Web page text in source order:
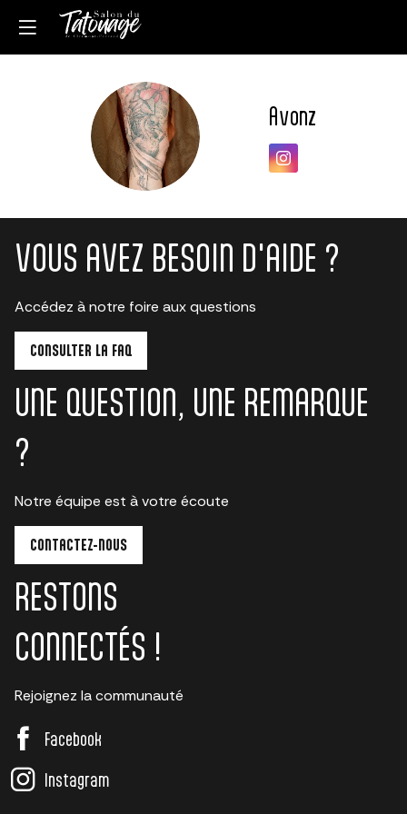
A Avonz
VOUS AVEZ BESOIN D'AIDE ?
Accédez à notre foire aux questions
CONSULTER LA FAQ
UNE QUESTION, UNE REMARQUE
?
Notre équipe est à votre écoute
CONTACTEZ-NOUS
RESTONS
CONNECTÉS !
Rejoignez la communauté
Facebook
Instagram